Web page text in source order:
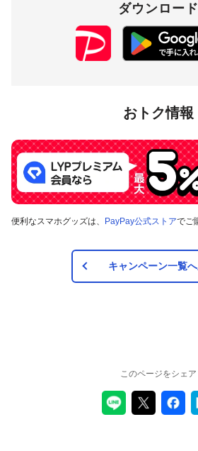
付与上限
ールの掲出がある店舗です。事前に
でもご確認いただけます。
対象の支払方法
カード、PayPayあと払い（一括のみ
法は対象外です。また、オンライン
本キャンペーン、PayPay利用特
るPayPayボーナスの額が最大と
す。PayPay株式会社が指定する
ダウンロード
おトク情報
便利なスマホグッズは、 PayPay公式ストアでご
キャンペーン一覧
このページをシェア